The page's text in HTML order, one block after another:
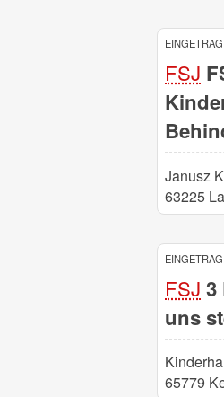
FSJ
Janusz
63225
FSJ 3
uns
65779